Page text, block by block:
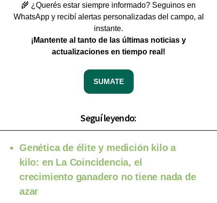
🌾 ¿Querés estar siempre informado? Seguinos en
WhatsApp y recibí alertas personalizadas del campo, al
instante.
¡Mantente al tanto de las últimas noticias y
actualizaciones en tiempo real!
SUMATE
Seguí leyendo:
Genética de élite y medición kilo a
kilo: en La Coincidencia, el
crecimiento ganadero no tiene nada de
azar